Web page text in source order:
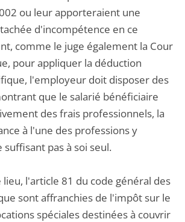
ou leur apporteraient une
d'incompétence en ce
comme le juge également la Cour
pour appliquer la déduction
l'employeur doit disposer des
que le salarié bénéficiaire
des frais professionnels, la
à l'une des professions y
pas à soi seul.
l'article 81 du code général des
sont affranchies de l'impôt sur le
spéciales destinées à couvrir